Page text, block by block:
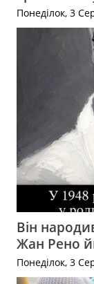
Понеділок, 3
Він
Жан Рено
Понеділок, 3